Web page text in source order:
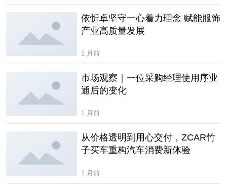
依忻卓坚守一心着力理念 赋能服饰
产业高质量发展
1 月前
市场观察｜一位采购经理使用序业
通后的变化
1 月前
从价格透明到用心交付，ZCAR竹
子买车重构汽车消费新体验
1 月前